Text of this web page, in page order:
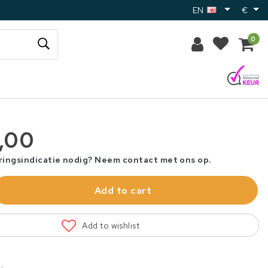
EN €
0
nodig? Neem contact met ons op.
Add to cart
Add to wishlist